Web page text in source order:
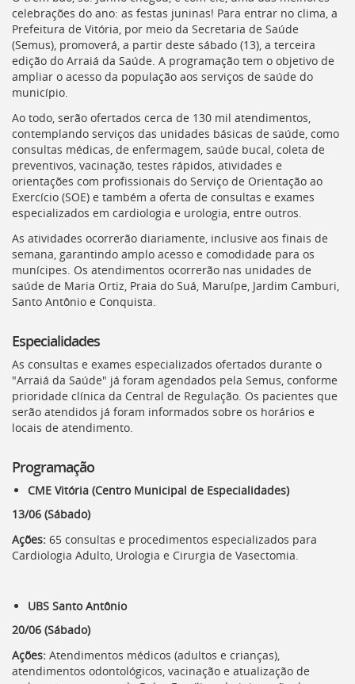
Ir
para
a
listagem
de
notícias
[]
Ir
para
o
conteúdo
desta
página
[]
para
a
busca
[]
Voltar
o
deste
menu
[]
celebrações do ano: as festas juninas! Para entrar no clima, a
Prefeitura de Vitória, por meio da Secretaria de Saúde
(Semus), promoverá, a partir deste sábado (13), a terceira
edição do Arraiá da Saúde. A programação tem o objetivo de
ampliar o acesso da população aos serviços de saúde do
município.
Ao todo, serão ofertados cerca de 130 mil atendimentos,
contemplando serviços das unidades básicas de saúde, como
consultas médicas, de enfermagem, saúde bucal, coleta de
preventivos, vacinação, testes rápidos, atividades e
orientações com profissionais do Serviço de Orientação ao
Exercício (SOE) e também a oferta de consultas e exames
especializados em cardiologia e urologia, entre outros.
As atividades ocorrerão diariamente, inclusive aos finais de
semana, garantindo amplo acesso e comodidade para os
munícipes. Os atendimentos ocorrerão nas unidades de
saúde de Maria Ortiz, Praia do Suá, Maruípe, Jardim Camburi,
Santo Antônio e Conquista.
Especialidades
As consultas e exames especializados ofertados durante o
"Arraiá da Saúde" já foram agendados pela Semus, conforme
prioridade clínica da Central de Regulação. Os pacientes que
serão atendidos já foram informados sobre os horários e
locais de atendimento.
Programação
CME Vitória (Centro Municipal de Especialidades)
13/06 (Sábado)
Ações: 65 consultas e procedimentos especializados para
Cardiologia Adulto, Urologia e Cirurgia de Vasectomia.
UBS Santo Antônio
20/06 (Sábado)
Ações: Atendimentos médicos (adultos e crianças),
atendimentos odontológicos, vacinação e atualização de